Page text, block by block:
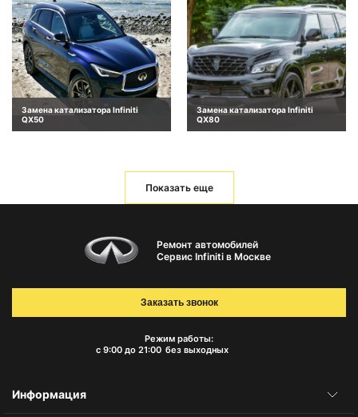
Замена катализатора Infiniti
QX50
Замена катализатора Infiniti
QX80
Показать еще
Ремонт автомобилей
Сервис Infiniti в Москве
Режим работы:
с 9:00 до 21:00 без выходных
Заказать звонок
Информация